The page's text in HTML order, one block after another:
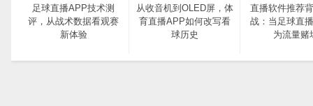
足球直播APP技术测
评，从战术数据看观赛
新体验
从收音机到OLED屏，体
育直播APP如何改写看
球历史
直播软件推荐
战：当足球直
为流量赌